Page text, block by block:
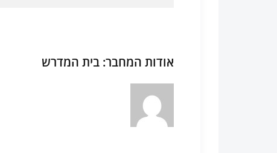
אודות המחבר: בית המדרש